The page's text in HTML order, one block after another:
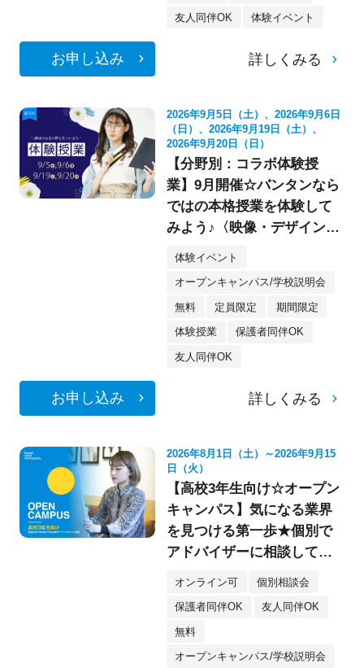
友人同伴OK 体験イベント
お申し込み 詳しくみる
2026年9月5日（土）、2026年9月6日
（日）、2026年9月19日（土）、
2026年9月20日（日）
【分野別：コラボ体験授
業】9月開催☆バンタンなら
ではの本格授業を体験して
みよう♪〈映像・デザイン・
イラスト〉
体験イベント
オープンキャンパス/学校説明会
無料 定員限定 期間限定
体験授業 保護者同伴OK
友人同伴OK
お申し込み 詳しくみる
2026年8月1日（土）～2026年9月15
日（火）
【高校3年生向け☆オープン
キャンパス】気になる業界
を見つける第一歩★個別で
アドバイザーに相談してみ
オンライン可 個別相談会
保護者同伴OK 友人同伴OK
無料
オープンキャンパス/学校説明会